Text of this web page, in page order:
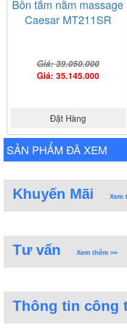
Bồn tắm nằm massage
Caesar MT211SR
Giá: 39.050.000
Giá: 35.145.000
Đặt Hàng
SẢN PHẨM ĐÃ XEM
Khuyến Mãi Xem
Tư vấn Xem thêm >>
Thông tin công